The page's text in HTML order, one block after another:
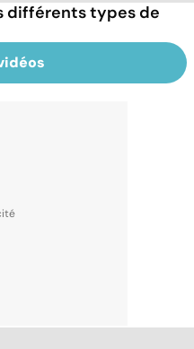
différents types de